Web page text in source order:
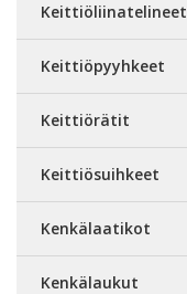
Keittiöliinatelineet
Keittiöpyyhkeet
Keittiörätit
Keittiösuihkeet
Kenkälaatikot
Kenkälaukut